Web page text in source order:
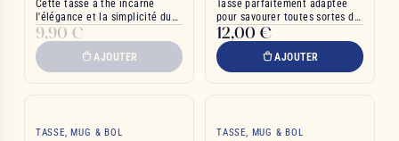
Cette tasse à thé incarne
l'élégance et la simplicité du
design japonais
9,90 €
AJOUTER
Tasse parfaitement adaptée
pour savourer toutes sortes de
thés
12,00 €
AJOUTER
TASSE, MUG & BOL TASSE, MUG & BOL